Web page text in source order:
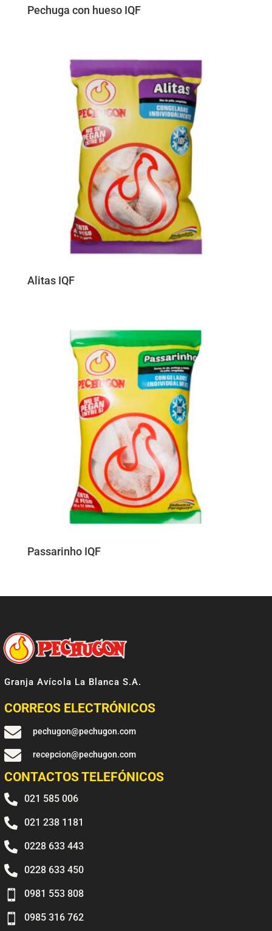
Pechuga con hueso IQF
Alitas IQF
Passarinho IQF
Granja Avícola La Blanca S.A.
CORREOS ELECTRÓNICOS
 pechugon@pechugon.com
 recepcion@pechugon.com
CONTACTOS TELEFÓNICOS
 021 585 006
 021 238 1181
 0228 633 443
 0228 633 450
 0981 553 808
 0985 316 762